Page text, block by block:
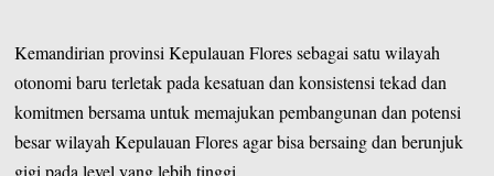
Kemandirian provinsi Kepulauan Flores sebagai satu wilayah
otonomi baru terletak pada kesatuan dan konsistensi tekad dan
komitmen bersama untuk memajukan pembangunan dan potensi
besar wilayah Kepulauan Flores agar bisa bersaing dan berunjuk
gigi pada level yang lebih tinggi.